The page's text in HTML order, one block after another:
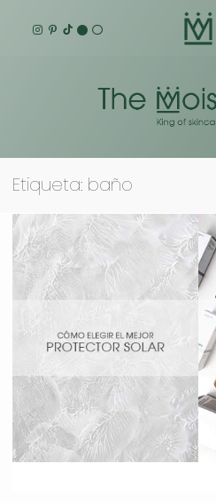
Buscar:
Etiqueta: baño